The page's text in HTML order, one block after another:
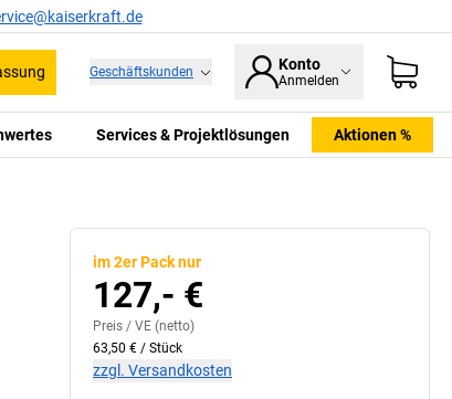
Geschäftskunden Konto
Anmelden
Services & Projektlösungen Aktionen %
im 2er Pack nur
127,- €
Preis / VE (netto)
63,50 € / Stück
zzgl. Versandkosten